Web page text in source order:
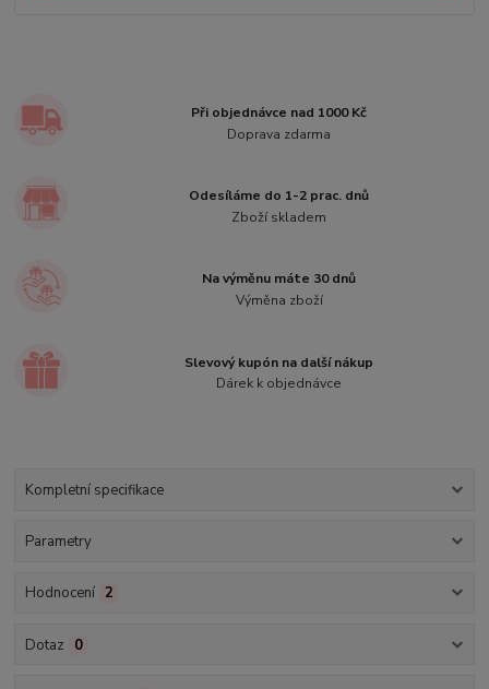
Při objednávce nad 1000 Kč
Doprava zdarma
Odesíláme do 1-2 prac. dnů
Zboží skladem
Na výměnu máte 30 dnů
Výměna zboží
Slevový kupón na další nákup
Dárek k objednávce
Kompletní specifikace
Parametry
Hodnocení 2
Dotaz 0